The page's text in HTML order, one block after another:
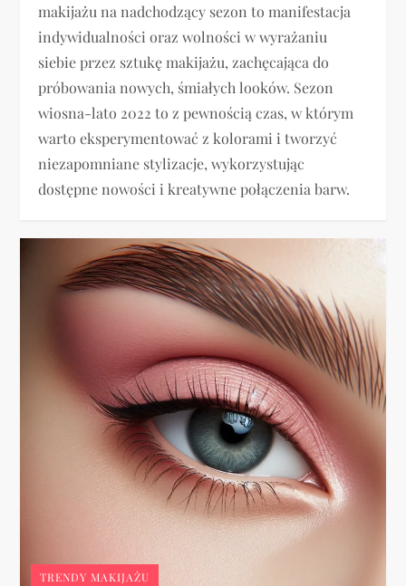
makijażu na nadchodzący sezon to manifestacja
indywidualności oraz wolności w wyrażaniu
siebie przez sztukę makijażu, zachęcająca do
próbowania nowych, śmiałych looków. Sezon
wiosna-lato 2022 to z pewnością czas, w którym
warto eksperymentować z kolorami i tworzyć
niezapomniane stylizacje, wykorzystując
dostępne nowości i kreatywne połączenia barw.
TRENDY MAKIJAŻU